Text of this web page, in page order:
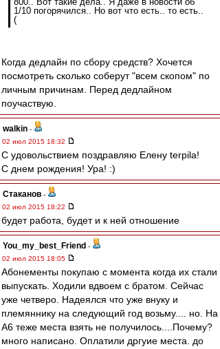
1/10 погорячился.. Но вот что есть.. то есть..
(
Когда дедлайн по сбору средств? Хочется
посмотреть сколько соберут "всем скопом" по
личным причинам. Перед дедлайном
поучаствую.
walkin -
02 июл 2015 18:32
С удовольствием поздравляю Елену terpila!
С днем рождения! Ура! :)
Cтаканов -
02 июл 2015 18:22
будет работа, будет и к ней отношение
You_my_best_Friend -
02 июл 2015 18:05
Абонементы покупаю с момента когда их стали
выпускать. Ходили вдвоем с братом. Сейчас
уже четверо. Надеялся что уже внуку и
племяннику на следующий год возьму.... но. На
А6 теже места взять не получилось....Почему?
много написано. Оплатили дргуие места. до